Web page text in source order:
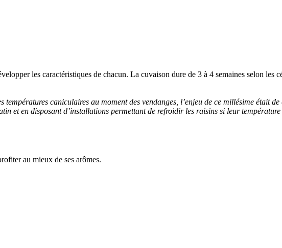
les caractéristiques de chacun. La cuvaison dure de 3 à 4 semaines selon les
températures caniculaires au moment des vendanges, l’enjeu de ce millésime était
et en disposant d’installations permettant de refroidir les raisins si leur
au mieux de ses arômes.